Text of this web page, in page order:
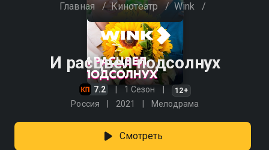
Главная / Кинотеатр / Wink /
И расцвел подсолнух
7.2 1 Сезон 12+
Россия 2021 Мелодрама
Смотреть